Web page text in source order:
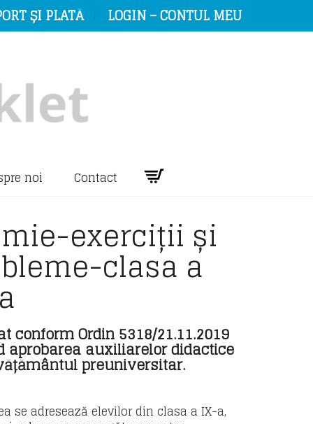
ȘI PLATĂ LOGIN – CONTUL MEU
noi Contact
exerciții și
clasa a
conform Ordin 5318/21.11.2019
aprobarea auxiliarelor didactice
preuniversitar.
se adresează elevilor din clasa a IX-a,